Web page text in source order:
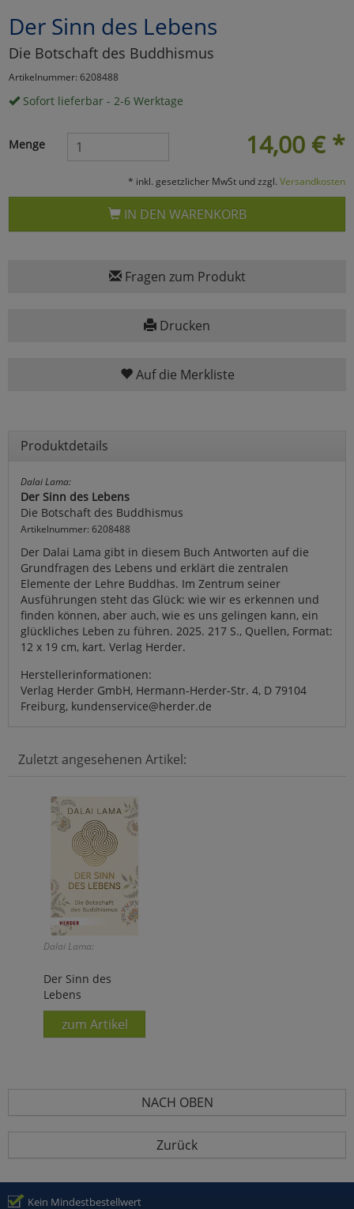
Der Sinn des Lebens
Die Botschaft des Buddhismus
Artikelnummer: 6208488
Sofort lieferbar - 2-6 Werktage
14,00 € *
Menge
* inkl. gesetzlicher MwSt und zzgl. Versandkosten
IN DEN WARENKORB
Fragen zum Produkt
Drucken
Auf die Merkliste
Produktdetails
Dalai Lama:
Der Sinn des Lebens
Die Botschaft des Buddhismus
Artikelnummer: 6208488
Der Dalai Lama gibt in diesem Buch Antworten auf die
Grundfragen des Lebens und erklärt die zentralen
Elemente der Lehre Buddhas. Im Zentrum seiner
Ausführungen steht das Glück: wie wir es erkennen und
finden können, aber auch, wie es uns gelingen kann, ein
glückliches Leben zu führen. 2025. 217 S., Quellen, Format:
12 x 19 cm, kart. Verlag Herder.
Herstellerinformationen:
Verlag Herder GmbH, Hermann-Herder-Str. 4, D 79104
Freiburg, kundenservice@herder.de
Zuletzt angesehenen Artikel:
Dalai Lama:
Der Sinn des
Lebens
zum Artikel
NACH OBEN
Zurück
Kein Mindestbestellwert
Marketing
Umfragetools
Cookies
Alle Akzeptieren
Cookies
zurückzu Haupptseite